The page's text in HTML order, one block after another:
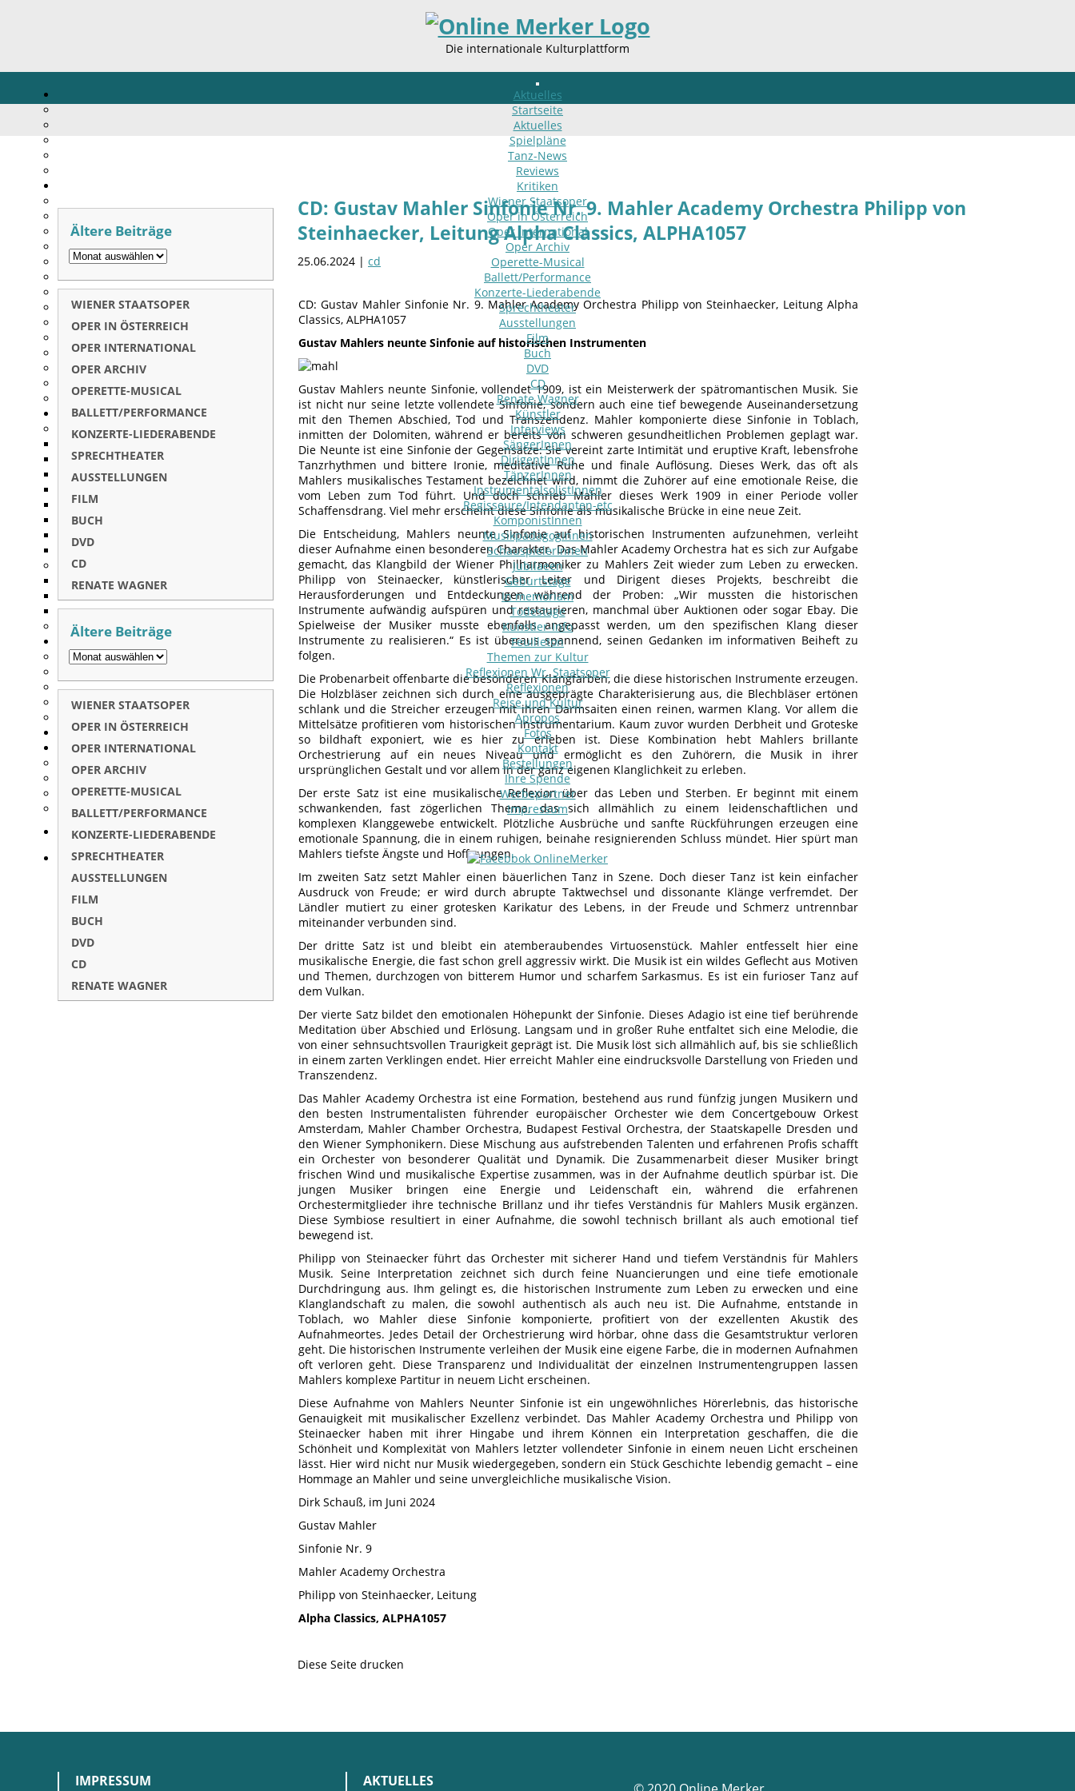
Die internationale Kulturplattform
Aktuelles
Startseite
Aktuelles
Spielpläne
Tanz-News
Reviews
Kritiken
Wiener Staatsoper
Oper in Österreich
Oper international
Oper Archiv
Operette-Musical
Ballett/Performance
Konzerte-Liederabende
Sprechtheater
Ausstellungen
Film
Buch
DVD
CD
Renate Wagner
Künstler
Interviews
SängerInnen
DirigentInnen
TänzerInnen
InstrumentalsolistInnen
Regisseure/Intendanten-etc
KomponistInnen
MusikpädagogInnen
SchauspielerInnen
Jubilaeen
Geburtstage
In memoriam
Todestage
Künstler-Info
Feuilleton
Themen zur Kultur
Reflexionen Wr. Staatsoper
Reflexionen
Reise und Kultur
Apropos
Fotos
Kontakt
Bestellungen
Ihre Spende
Werbepartner
Impressum
CD: Gustav Mahler Sinfonie Nr. 9. Mahler Academy Orchestra Philipp von
Steinhaecker, Leitung Alpha Classics, ALPHA1057
25.06.2024 | cd
CD: Gustav Mahler Sinfonie Nr. 9. Mahler Academy Orchestra Philipp von Steinhaecker, Leitung Alpha
Classics, ALPHA1057
Gustav Mahlers neunte Sinfonie auf historischen Instrumenten
Gustav Mahlers neunte Sinfonie, vollendet 1909, ist ein Meisterwerk der spätromantischen Musik. Sie
ist nicht nur seine letzte vollendete Sinfonie, sondern auch eine tief bewegende Auseinandersetzung
mit den Themen Abschied, Tod und Transzendenz. Mahler komponierte diese Sinfonie in Toblach,
inmitten der Dolomiten, während er bereits von schweren gesundheitlichen Problemen geplagt war.
Die Neunte ist eine Sinfonie der Gegensätze: Sie vereint zarte Intimität und eruptive Kraft, lebensfrohe
Tanzrhythmen und bittere Ironie, meditative Ruhe und finale Auflösung. Dieses Werk, das oft als
Mahlers musikalisches Testament bezeichnet wird, nimmt die Zuhörer auf eine emotionale Reise, die
vom Leben zum Tod führt. Und doch schrieb Mahler dieses Werk 1909 in einer Periode voller
Schaffensdrang. Viel mehr erscheint diese Sinfonie als musikalische Brücke in eine neue Zeit.
Die Entscheidung, Mahlers neunte Sinfonie auf historischen Instrumenten aufzunehmen, verleiht
dieser Aufnahme einen besonderen Charakter. Das Mahler Academy Orchestra hat es sich zur Aufgabe
gemacht, das Klangbild der Wiener Philharmoniker zu Mahlers Zeit wieder zum Leben zu erwecken.
Philipp von Steinaecker, künstlerischer Leiter und Dirigent dieses Projekts, beschreibt die
Herausforderungen und Entdeckungen während der Proben: „Wir mussten die historischen
Instrumente aufwändig aufspüren und restaurieren, manchmal über Auktionen oder sogar Ebay. Die
Spielweise der Musiker musste ebenfalls angepasst werden, um den spezifischen Klang dieser
Instrumente zu realisieren.“ Es ist überaus spannend, seinen Gedanken im informativen Beiheft zu
folgen.
Die Probenarbeit offenbarte die besonderen Klangfarben, die diese historischen Instrumente erzeugen.
Die Holzbläser zeichnen sich durch eine ausgeprägte Charakterisierung aus, die Blechbläser ertönen
schlank und die Streicher erzeugen mit ihren Darmsaiten einen reinen, warmen Klang. Vor allem die
Mittelsätze profitieren vom historischen Instrumentarium. Kaum zuvor wurden Derbheit und Groteske
so bildhaft exponiert, wie es hier zu erleben ist. Diese Kombination hebt Mahlers brillante
Orchestrierung auf ein neues Niveau und ermöglicht es den Zuhörern, die Musik in ihrer
ursprünglichen Gestalt und vor allem in der ganz eigenen Klanglichkeit zu erleben.
Der erste Satz ist eine musikalische Reflexion über das Leben und Sterben. Er beginnt mit einem
schwankenden, fast zögerlichen Thema, das sich allmählich zu einem leidenschaftlichen und
komplexen Klanggewebe entwickelt. Plötzliche Ausbrüche und sanfte Rückführungen erzeugen eine
emotionale Spannung, die in einem ruhigen, beinahe resignierenden Schluss mündet. Hier spürt man
Mahlers tiefste Ängste und Hoffnungen.
Im zweiten Satz setzt Mahler einen bäuerlichen Tanz in Szene. Doch dieser Tanz ist kein einfacher
Ausdruck von Freude; er wird durch abrupte Taktwechsel und dissonante Klänge verfremdet. Der
Ländler mutiert zu einer grotesken Karikatur des Lebens, in der Freude und Schmerz untrennbar
miteinander verbunden sind.
Der dritte Satz ist und bleibt ein atemberaubendes Virtuosenstück. Mahler entfesselt hier eine
musikalische Energie, die fast schon grell aggressiv wirkt. Die Musik ist ein wildes Geflecht aus Motiven
und Themen, durchzogen von bitterem Humor und scharfem Sarkasmus. Es ist ein furioser Tanz auf
dem Vulkan.
Der vierte Satz bildet den emotionalen Höhepunkt der Sinfonie. Dieses Adagio ist eine tief berührende
Meditation über Abschied und Erlösung. Langsam und in großer Ruhe entfaltet sich eine Melodie, die
von einer sehnsuchtsvollen Traurigkeit geprägt ist. Die Musik löst sich allmählich auf, bis sie schließlich
in einem zarten Verklingen endet. Hier erreicht Mahler eine eindrucksvolle Darstellung von Frieden und
Transzendenz.
Das Mahler Academy Orchestra ist eine Formation, bestehend aus rund fünfzig jungen Musikern und
den besten Instrumentalisten führender europäischer Orchester wie dem Concertgebouw Orkest
Amsterdam, Mahler Chamber Orchestra, Budapest Festival Orchestra, der Staatskapelle Dresden und
den Wiener Symphonikern. Diese Mischung aus aufstrebenden Talenten und erfahrenen Profis schafft
ein Orchester von besonderer Qualität und Dynamik. Die Zusammenarbeit dieser Musiker bringt
frischen Wind und musikalische Expertise zusammen, was in der Aufnahme deutlich spürbar ist. Die
jungen Musiker bringen eine Energie und Leidenschaft ein, während die erfahrenen
Orchestermitglieder ihre technische Brillanz und ihr tiefes Verständnis für Mahlers Musik ergänzen.
Diese Symbiose resultiert in einer Aufnahme, die sowohl technisch brillant als auch emotional tief
bewegend ist.
Philipp von Steinaecker führt das Orchester mit sicherer Hand und tiefem Verständnis für Mahlers
Musik. Seine Interpretation zeichnet sich durch feine Nuancierungen und eine tiefe emotionale
Durchdringung aus. Ihm gelingt es, die historischen Instrumente zum Leben zu erwecken und eine
Klanglandschaft zu malen, die sowohl authentisch als auch neu ist. Die Aufnahme, entstande in
Toblach, wo Mahler diese Sinfonie komponierte, profitiert von der exzellenten Akustik des
Aufnahmeortes. Jedes Detail der Orchestrierung wird hörbar, ohne dass die Gesamtstruktur verloren
geht. Die historischen Instrumente verleihen der Musik eine eigene Farbe, die in modernen Aufnahmen
oft verloren geht. Diese Transparenz und Individualität der einzelnen Instrumentengruppen lassen
Mahlers komplexe Partitur in neuem Licht erscheinen.
Diese Aufnahme von Mahlers Neunter Sinfonie ist ein ungewöhnliches Hörerlebnis, das historische
Genauigkeit mit musikalischer Exzellenz verbindet. Das Mahler Academy Orchestra und Philipp von
Steinaecker haben mit ihrer Hingabe und ihrem Können ein Interpretation geschaffen, die die
Schönheit und Komplexität von Mahlers letzter vollendeter Sinfonie in einem neuen Licht erscheinen
lässt. Hier wird nicht nur Musik wiedergegeben, sondern ein Stück Geschichte lebendig gemacht – eine
Hommage an Mahler und seine unvergleichliche musikalische Vision.
Dirk Schauß, im Juni 2024
Gustav Mahler
Sinfonie Nr. 9
Mahler Academy Orchestra
Philipp von Steinhaecker, Leitung
Alpha Classics, ALPHA1057
Diese Seite drucken
Ältere Beiträge
WIENER STAATSOPER
OPER IN ÖSTERREICH
OPER INTERNATIONAL
OPER ARCHIV
OPERETTE-MUSICAL
BALLETT/PERFORMANCE
KONZERTE-LIEDERABENDE
SPRECHTHEATER
AUSSTELLUNGEN
FILM
BUCH
DVD
CD
RENATE WAGNER
Ältere Beiträge
WIENER STAATSOPER
OPER IN ÖSTERREICH
OPER INTERNATIONAL
OPER ARCHIV
OPERETTE-MUSICAL
BALLETT/PERFORMANCE
KONZERTE-LIEDERABENDE
SPRECHTHEATER
AUSSTELLUNGEN
FILM
BUCH
DVD
CD
RENATE WAGNER
IMPRESSUM AKTUELLES